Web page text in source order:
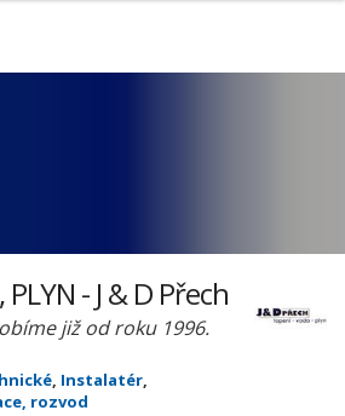
- J & D Přech
již od roku 1996.
, Instalatér,
rozvod